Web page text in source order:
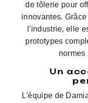
de tôlerie pour
innovantes.
l'industrie, elle
prototypes
normes
Un
L'équipe de